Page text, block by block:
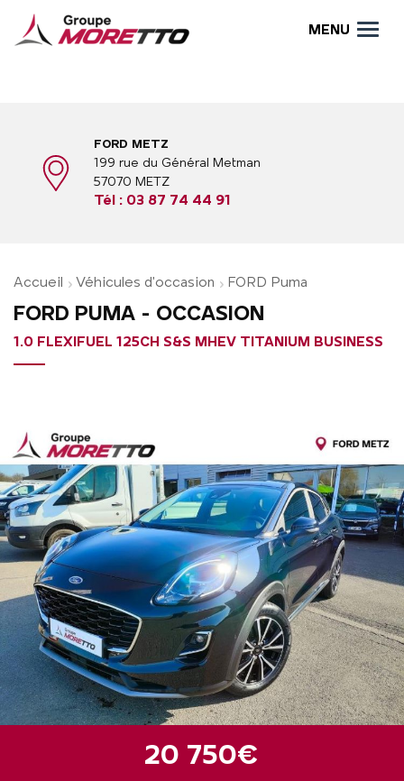
MENU
FORD METZ
199 rue du Général Metman
57070 METZ
Tél : 03 87 74 44 91
Accueil Véhicules d'occasion FORD Puma
FORD PUMA - OCCASION
1.0 FLEXIFUEL 125CH S&S MHEV TITANIUM BUSINESS
20 750€